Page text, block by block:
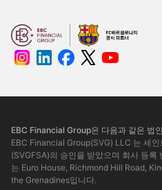
EBC Financial Group은 다음과 같은 법
EBC Financial Group(SVG) LLC 는 세
(SVGFSA)의 승인을 받았으며 회사 등
는 Euro House, Richmond Hill Road,
the Grenadines입니다.